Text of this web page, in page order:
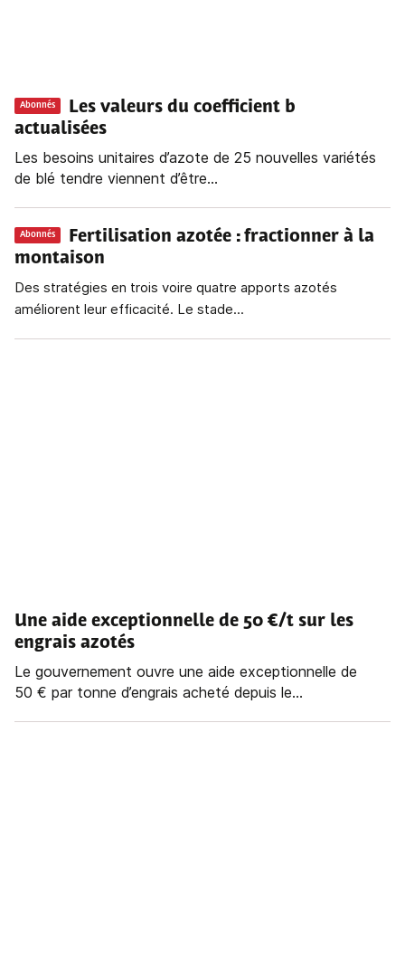
Abonnés
Les valeurs du coefficient b
actualisées
Les besoins unitaires d’azote de 25 nouvelles variétés
de blé tendre viennent d’être...
Abonnés Fertilisation azotée : fractionner à la
montaison
Des stratégies en trois voire quatre apports azotés
améliorent leur efficacité. Le stade...
Une aide exceptionnelle de 50 €/t sur les
engrais azotés
Le gouvernement ouvre une aide exceptionnelle de
50 € par tonne d’engrais acheté depuis le...